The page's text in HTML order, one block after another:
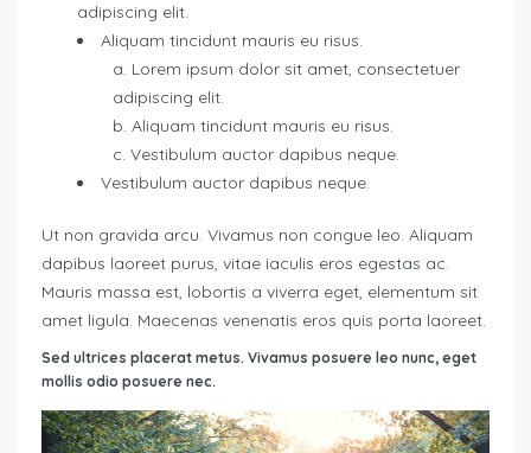
adipiscing elit.
Aliquam tincidunt mauris eu risus.
Lorem ipsum dolor sit amet, consectetuer
adipiscing elit.
Aliquam tincidunt mauris eu risus.
Vestibulum auctor dapibus neque.
Vestibulum auctor dapibus neque.
Ut non gravida arcu. Vivamus non congue leo. Aliquam
dapibus laoreet purus, vitae iaculis eros egestas ac.
Mauris massa est, lobortis a viverra eget, elementum sit
amet ligula. Maecenas venenatis eros quis porta laoreet.
Sed ultrices placerat metus. Vivamus posuere leo nunc, eget
mollis odio posuere nec.